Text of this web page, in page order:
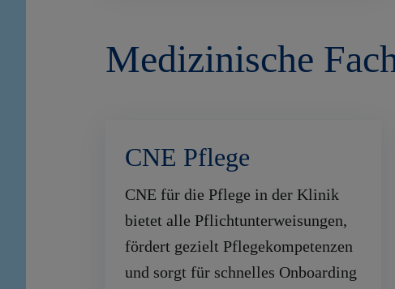
Medizinische
CNE Pflege
CNE für die Pflege in der Klinik
bietet alle Pflichtunterweisungen,
fördert gezielt Pflegekompetenzen
und sorgt für schnelles Onboarding